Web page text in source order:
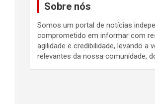
Sobre nós
Somos um portal de notícias
comprometido em informar com
agilidade e credibilidade, levando a
relevantes da nossa comunidade,